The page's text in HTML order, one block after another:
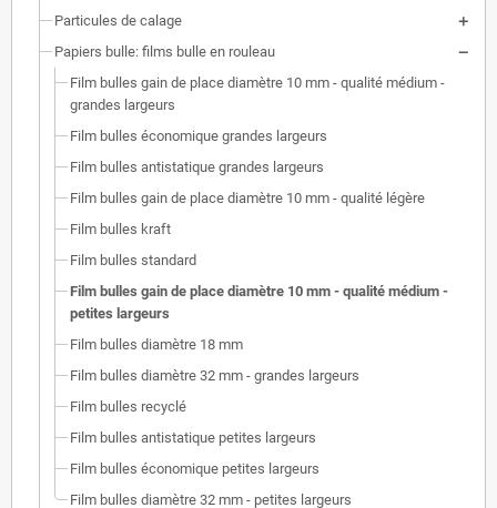
Particules de calage
Papiers bulle: films bulle en rouleau
Film bulles gain de place diamètre 10 mm - qualité médium -
grandes largeurs
Film bulles économique grandes largeurs
Film bulles antistatique grandes largeurs
Film bulles gain de place diamètre 10 mm - qualité légère
Film bulles kraft
Film bulles standard
Film bulles gain de place diamètre 10 mm - qualité médium -
petites largeurs
Film bulles diamètre 18 mm
Film bulles diamètre 32 mm - grandes largeurs
Film bulles recyclé
Film bulles antistatique petites largeurs
Film bulles économique petites largeurs
Film bulles diamètre 32 mm - petites largeurs